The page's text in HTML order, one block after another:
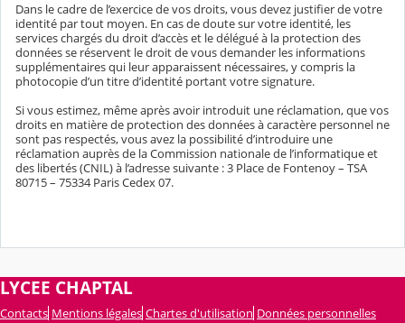
Dans le cadre de l’exercice de vos droits, vous devez justifier de votre
identité par tout moyen. En cas de doute sur votre identité, les
services chargés du droit d’accès et le délégué à la protection des
données se réservent le droit de vous demander les informations
supplémentaires qui leur apparaissent nécessaires, y compris la
photocopie d’un titre d’identité portant votre signature.
Si vous estimez, même après avoir introduit une réclamation, que vos
droits en matière de protection des données à caractère personnel ne
sont pas respectés, vous avez la possibilité d’introduire une
réclamation auprès de la Commission nationale de l’informatique et
des libertés (CNIL) à l’adresse suivante : 3 Place de Fontenoy – TSA
80715 – 75334 Paris Cedex 07.
LYCEE CHAPTAL
Contacts Mentions légales Chartes d'utilisation Données personnelles